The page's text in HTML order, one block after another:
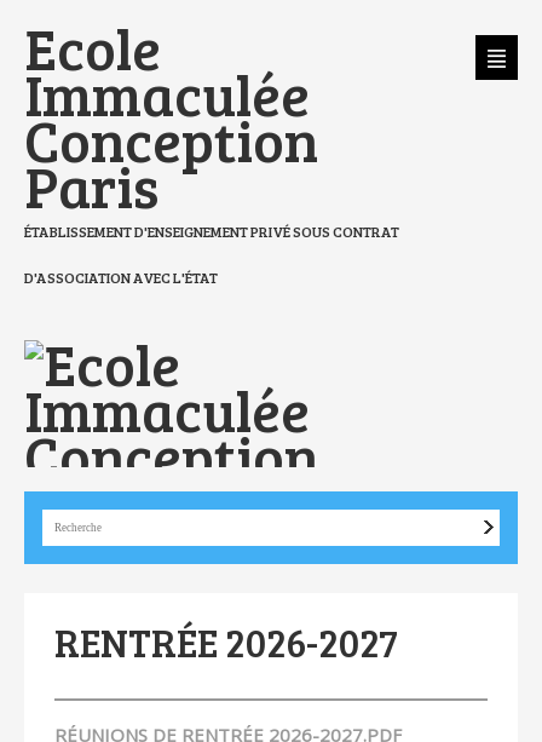
contenu.
à
la
navigation
Ecole
Immaculée
Conception
Paris
ÉTABLISSEMENT D'ENSEIGNEMENT PRIVÉ SOUS CONTRAT
D'ASSOCIATION AVEC L'ÉTAT
RENTRÉE 2026-2027
RÉUNIONS DE RENTRÉE 2026-2027.PDF